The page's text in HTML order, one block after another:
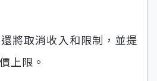
將取消收入和限制，並提
上限。